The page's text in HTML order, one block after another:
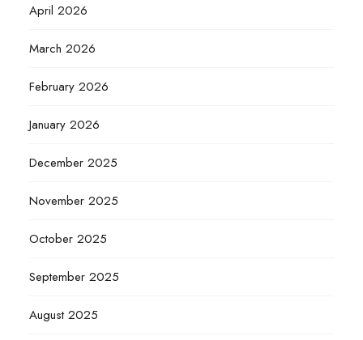
April 2026
March 2026
February 2026
January 2026
December 2025
November 2025
October 2025
September 2025
August 2025